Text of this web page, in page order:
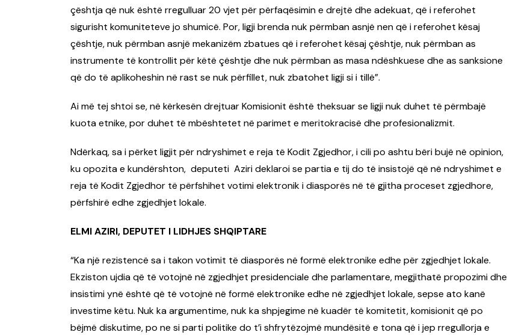
çështja që nuk është rregulluar 20 vjet për përfaqësimin e drejtë dhe adekuat, që i referohet
sigurisht komuniteteve jo shumicë. Por, ligji brenda nuk përmban asnjë nen që i referohet kësaj
çështje, nuk përmban asnjë mekanizëm zbatues që i referohet kësaj çështje, nuk përmban as
instrumente të kontrollit për këtë çështje dhe nuk përmban as masa ndëshkuese dhe as sanksione
që do të aplikoheshin në rast se nuk përfillet, nuk zbatohet ligji si i tillë”.
Ai më tej shtoi se, në kërkesën drejtuar Komisionit është theksuar se ligji nuk duhet të përmbajë
kuota etnike, por duhet të mbështetet në parimet e meritokracisë dhe profesionalizmit.
Ndërkaq, sa i përket ligjit për ndryshimet e reja të Kodit Zgjedhor, i cili po ashtu bëri bujë në opinion,
ku opozita e kundërshton, deputeti Aziri deklaroi se partia e tij do të insistojë që në ndryshimet e
reja të Kodit Zgjedhor të përfshihet votimi elektronik i diasporës në të gjitha proceset zgjedhore,
përfshirë edhe zgjedhjet lokale.
ELMI AZIRI, DEPUTET I LIDHJES SHQIPTARE
“Ka një rezistencë sa i takon votimit të diasporës në formë elektronike edhe për zgjedhjet lokale.
Ekziston ujdia që të votojnë në zgjedhjet presidenciale dhe parlamentare, megjithatë propozimi dhe
insistimi ynë është që të votojnë në formë elektronike edhe në zgjedhjet lokale, sepse ato kanë
investime këtu. Nuk ka argumentime, nuk ka shpjegime në kuadër të komitetit, komisionit që po
bëjmë diskutime, po ne si parti politike do t’i shfrytëzojmë mundësitë e tona që i jep rregullorja e